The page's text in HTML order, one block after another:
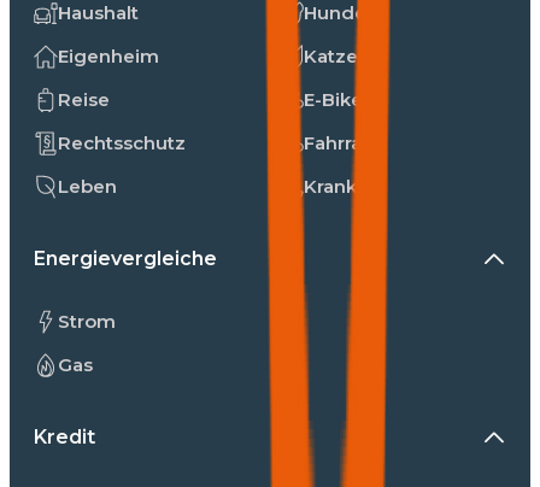
Haushalt
Eigenheim
Reise
Rechtsschutz
Leben
Hunde
Katzen
E-Bike
Fahrrad
Kranken
Energievergleiche
Strom
Gas
Kredit